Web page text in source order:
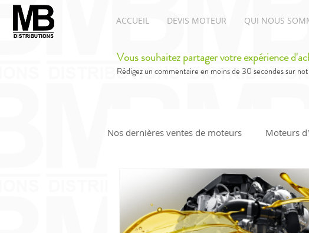
ACCUEIL DEVIS MOTEUR QUI NOUS
Vous souhaitez partager votre expérience
Rédigez un commentaire en moins de 30 secondes sur
Nos dernières ventes de moteurs Moteurs
Moteur AUDI